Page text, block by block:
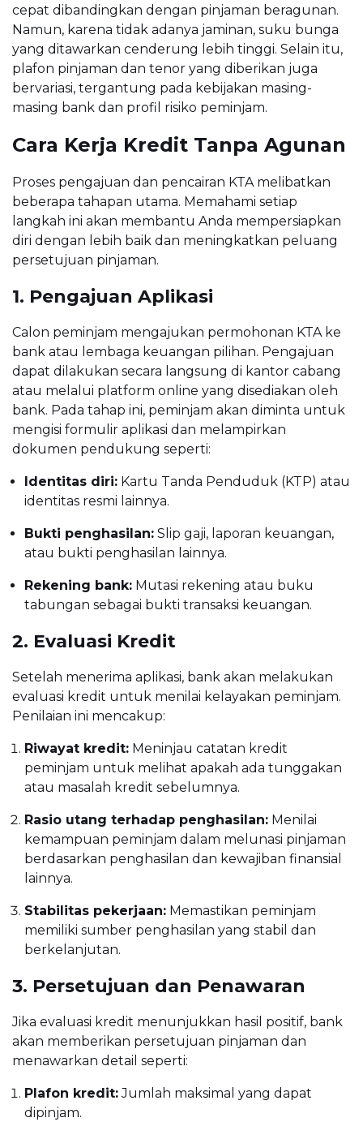
cepat dibandingkan dengan pinjaman beragunan.
Namun, karena tidak adanya jaminan, suku bunga
yang ditawarkan cenderung lebih tinggi. Selain itu,
plafon pinjaman dan tenor yang diberikan juga
bervariasi, tergantung pada kebijakan masing-
masing bank dan profil risiko peminjam.
Cara Kerja Kredit Tanpa Agunan
Proses pengajuan dan pencairan KTA melibatkan
beberapa tahapan utama. Memahami setiap
langkah ini akan membantu Anda mempersiapkan
diri dengan lebih baik dan meningkatkan peluang
persetujuan pinjaman.
1. Pengajuan Aplikasi
Calon peminjam mengajukan permohonan KTA ke
bank atau lembaga keuangan pilihan. Pengajuan
dapat dilakukan secara langsung di kantor cabang
atau melalui platform online yang disediakan oleh
bank. Pada tahap ini, peminjam akan diminta untuk
mengisi formulir aplikasi dan melampirkan
dokumen pendukung seperti:
Identitas diri: Kartu Tanda Penduduk (KTP) atau
identitas resmi lainnya.
Bukti penghasilan: Slip gaji, laporan keuangan,
atau bukti penghasilan lainnya.
Rekening bank: Mutasi rekening atau buku
tabungan sebagai bukti transaksi keuangan.
2. Evaluasi Kredit
Setelah menerima aplikasi, bank akan melakukan
evaluasi kredit untuk menilai kelayakan peminjam.
Penilaian ini mencakup:
Riwayat kredit: Meninjau catatan kredit
peminjam untuk melihat apakah ada tunggakan
atau masalah kredit sebelumnya.
Rasio utang terhadap penghasilan: Menilai
kemampuan peminjam dalam melunasi pinjaman
berdasarkan penghasilan dan kewajiban finansial
lainnya.
Stabilitas pekerjaan: Memastikan peminjam
memiliki sumber penghasilan yang stabil dan
berkelanjutan.
3. Persetujuan dan Penawaran
Jika evaluasi kredit menunjukkan hasil positif, bank
akan memberikan persetujuan pinjaman dan
menawarkan detail seperti:
Plafon kredit:Jumlah maksimal yang dapat
dipinjam.